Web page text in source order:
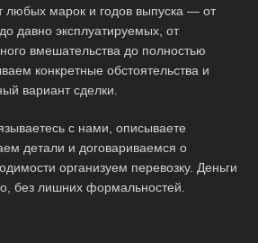
любых марок и годов выпуска — от
давно эксплуатируемых, от
вмешательства до полностью
конкретные обстоятельства и
вариант сделки.
с нами, описываете
детали и договариваемся о
организуем перевозку. Деньги
без лишних формальностей.